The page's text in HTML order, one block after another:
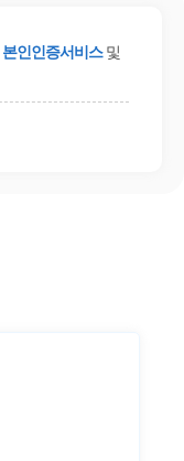
본인인증서비스 및